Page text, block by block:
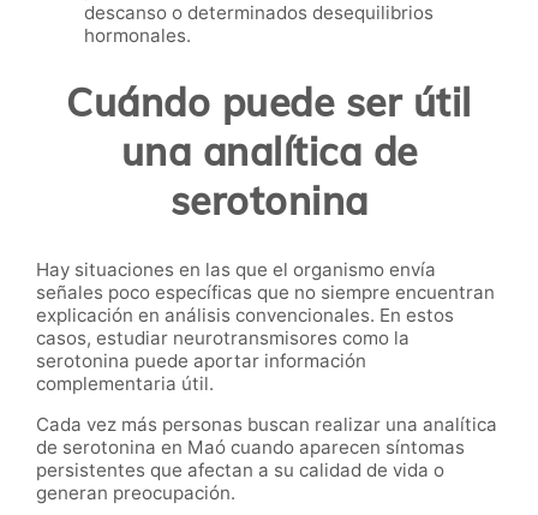
descanso o determinados desequilibrios
hormonales.
Cuándo puede ser útil
una analítica de
serotonina
Hay situaciones en las que el organismo envía
señales poco específicas que no siempre encuentran
explicación en análisis convencionales. En estos
casos, estudiar neurotransmisores como la
serotonina puede aportar información
complementaria útil.
Cada vez más personas buscan realizar una analítica
de serotonina en Maó cuando aparecen síntomas
persistentes que afectan a su calidad de vida o
generan preocupación.